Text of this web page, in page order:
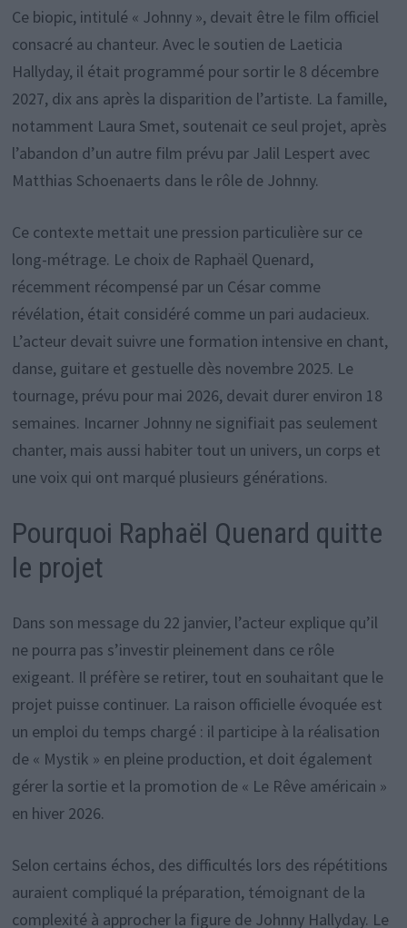
Ce biopic, intitulé « Johnny », devait être le film officiel
consacré au chanteur. Avec le soutien de Laeticia
Hallyday, il était programmé pour sortir le 8 décembre
2027, dix ans après la disparition de l’artiste. La famille,
notamment Laura Smet, soutenait ce seul projet, après
l’abandon d’un autre film prévu par Jalil Lespert avec
Matthias Schoenaerts dans le rôle de Johnny.
Ce contexte mettait une pression particulière sur ce
long-métrage. Le choix de Raphaël Quenard,
récemment récompensé par un César comme
révélation, était considéré comme un pari audacieux.
L’acteur devait suivre une formation intensive en chant,
danse, guitare et gestuelle dès novembre 2025. Le
tournage, prévu pour mai 2026, devait durer environ 18
semaines. Incarner Johnny ne signifiait pas seulement
chanter, mais aussi habiter tout un univers, un corps et
une voix qui ont marqué plusieurs générations.
Pourquoi Raphaël Quenard quitte
le projet
Dans son message du 22 janvier, l’acteur explique qu’il
ne pourra pas s’investir pleinement dans ce rôle
exigeant. Il préfère se retirer, tout en souhaitant que le
projet puisse continuer. La raison officielle évoquée est
un emploi du temps chargé : il participe à la réalisation
de « Mystik » en pleine production, et doit également
gérer la sortie et la promotion de « Le Rêve américain »
en hiver 2026.
Selon certains échos, des difficultés lors des répétitions
auraient compliqué la préparation, témoignant de la
complexité à approcher la figure de Johnny Hallyday. Le